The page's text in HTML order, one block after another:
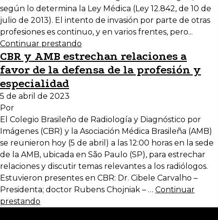
según lo determina la Ley Médica (Ley 12.842, de 10 de
julio de 2013). El intento de invasión por parte de otras
profesiones es continuo, y en varios frentes, pero...
Continuar prestando
CBR y AMB estrechan relaciones a
favor de la defensa de la profesión y
especialidad
5 de abril de 2023
Por
El Colegio Brasileño de Radiología y Diagnóstico por
Imágenes (CBR) y la Asociación Médica Brasileña (AMB)
se reunieron hoy (5 de abril) a las 12:00 horas en la sede
de la AMB, ubicada en São Paulo (SP), para estrechar
relaciones y discutir temas relevantes a los radiólogos.
Estuvieron presentes en CBR: Dr. Cibele Carvalho –
Presidenta; doctor Rubens Chojniak – … Continuar
prestando